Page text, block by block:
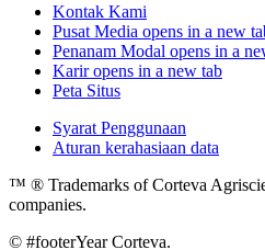
Kontak Kami
Pusat Media opens in a new
Penanam Modal opens in a
Karir opens in a new tab
Peta Situs
Syarat Penggunaan
Aturan kerahasiaan data
™ ® Trademarks of Corteva
companies.
© #footerYear Corteva.